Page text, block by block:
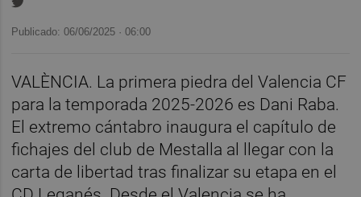
Publicado: 06/06/2025 ·06:00
VALÈNCIA. La primera piedra del Valencia CF
para la temporada 2025-2026 es Dani Raba.
El extremo cántabro inaugura el capítulo de
fichajes del club de Mestalla al llegar con la
carta de libertad tras finalizar su etapa en el